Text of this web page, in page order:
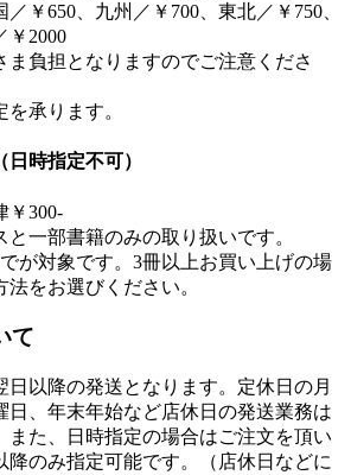
￥650、九州／￥700、東北／￥750、
￥2000
負担となりますのでご注意くださ
承ります。
時指定不可）
￥300-
一部書籍のみの取り扱いです。
が対象です。3冊以上お買い上げの場
をお選びください。
て
日以降の発送となります。定休日の月
日、年末年始など店休日の発送業務は
また、日時指定の場合はご注文を頂い
降のみ指定可能です。（店休日などに